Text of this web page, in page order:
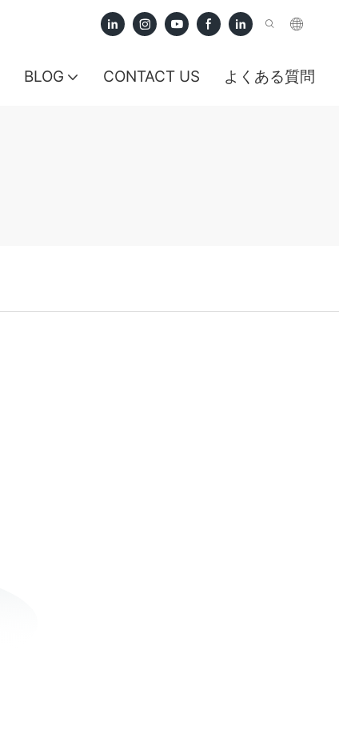
BLOG CONTACT US よくある質問